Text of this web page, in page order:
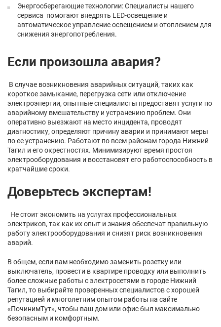
Энергосберегающие технологии: Специалисты нашего
сервиса помогают внедрять LED-освещение и
автоматическое управление освещением и отоплением для
снижения энергопотребления.
Если произошла авария?
В случае возникновения аварийных ситуаций, таких как
короткое замыкание, перегрузка сети или отключение
электроэнергии, опытные специалисты предоставят услуги по
аварийному вмешательству и устранению проблем. Они
оперативно выезжают на место инцидента, проводят
диагностику, определяют причину аварии и принимают меры
по ее устранению. Работают по всем районам города Нижний
Тагил и его окрестностях. Минимизируют время простоя
электрооборудования и восстановят его работоспособность в
кратчайшие сроки.
Доверьтесь экспертам!
Не стоит экономить на услугах профессиональных
электриков, так как их опыт и знания обеспечат правильную
работу электрооборудования и снизят риск возникновения
аварий.
В общем, если вам необходимо заменить розетку или
выключатель, провести в квартире проводку или выполнить
более сложные работы с электросетями в городе Нижний
Тагил, то выбирайте проверенных специалистов с хорошей
репутацией и многолетним опытом работы на сайте
«ПочинимТут», чтобы ваш дом или офис был максимально
безопасным и комфортным.